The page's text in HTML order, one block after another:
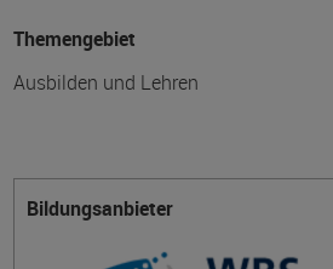
Themengebiet
Ausbilden und Lehren
Bildungsanbieter